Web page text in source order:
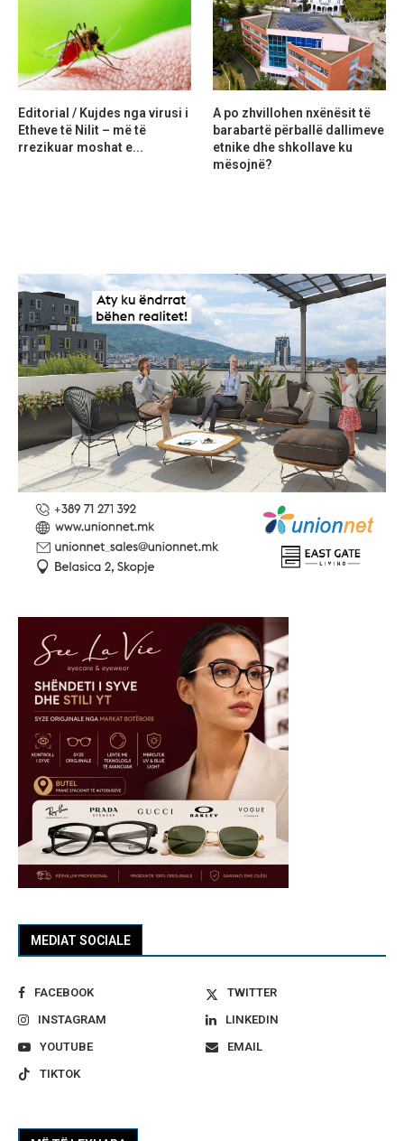
MEDIAT SOCIALE
FACEBOOK
TWITTER
INSTAGRAM
LINKEDIN
YOUTUBE
EMAIL
TIKTOK
Editorial / Kujdes nga virusi i
Etheve të Nilit – më të
rrezikuar moshat e...
A po zhvillohen nxënësit të
barabartë përballë dallimeve
etnike dhe shkollave ku
mësojnë?